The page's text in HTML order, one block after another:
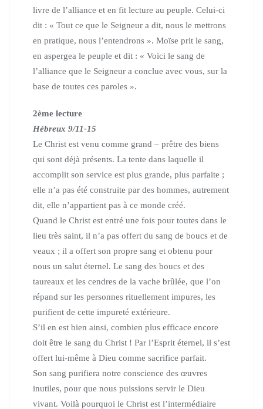
livre de l’alliance et en fit lecture au peuple. Celui-ci
dit : « Tout ce que le Seigneur a dit, nous le mettrons
en pratique, nous l’entendrons ». Moïse prit le sang,
en aspergea le peuple et dit : « Voici le sang de
l’alliance que le Seigneur a conclue avec vous, sur la
base de toutes ces paroles ».
2ème lecture
Hébreux 9/11-15
Le Christ est venu comme grand – prêtre des biens
qui sont déjà présents. La tente dans laquelle il
accomplit son service est plus grande, plus parfaite ;
elle n’a pas été construite par des hommes, autrement
dit, elle n’appartient pas à ce monde créé.
Quand le Christ est entré une fois pour toutes dans le
lieu très saint, il n’a pas offert du sang de boucs et de
veaux ; il a offert son propre sang et obtenu pour
nous un salut éternel. Le sang des boucs et des
taureaux et les cendres de la vache brûlée, que l’on
répand sur les personnes rituellement impures, les
purifient de cette impureté extérieure.
S’il en est bien ainsi, combien plus efficace encore
doit être le sang du Christ ! Par l’Esprit éternel, il s’est
offert lui-même à Dieu comme sacrifice parfait.
Son sang purifiera notre conscience des œuvres
inutiles, pour que nous puissions servir le Dieu
vivant. Voilà pourquoi le Christ est l’intermédiaire